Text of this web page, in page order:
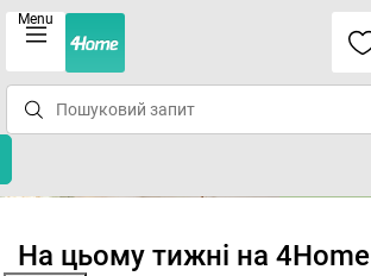
Menu
На цьому тижні на 4Home